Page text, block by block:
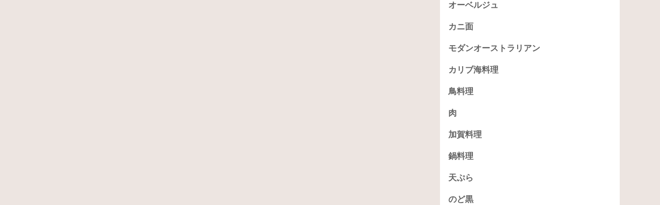
オーベルジュ
カニ面
モダンオーストラリアン
カリブ海料理
鳥料理
肉
加賀料理
鍋料理
天ぷら
のど黒